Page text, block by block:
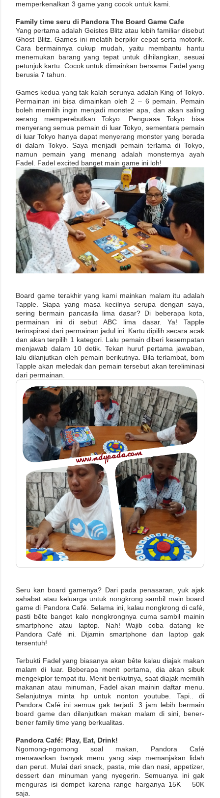
memperkenalkan 3 game yang cocok untuk kami.
Family time seru di Pandora The Board Game Cafe
Yang pertama adalah Geistes Blitz atau lebih familiar disebut
Ghost Blitz. Games ini melatih berpikir cepat serta motorik.
Cara bermainnya cukup mudah, yaitu membantu hantu
menemukan barang yang tepat untuk dihilangkan, sesuai
petunjuk kartu. Cocok untuk dimainkan bersama Fadel yang
berusia 7 tahun.
Games kedua yang tak kalah serunya adalah King of Tokyo.
Permainan ini bisa dimainkan oleh 2 – 6 pemain. Pemain
boleh memilih ingin menjadi monster apa, dan akan saling
serang memperebutkan Tokyo. Penguasa Tokyo bisa
menyerang semua pemain di luar Tokyo, sementara pemain
di luar Tokyo hanya dapat menyerang monster yang berada
di dalam Tokyo. Saya menjadi pemain terlama di Tokyo,
namun pemain yang menang adalah monsternya ayah
Fadel. Fadel excited banget main game ini loh!
Board game terakhir yang kami mainkan malam itu adalah
Tapple. Siapa yang masa kecilnya serupa dengan saya,
sering bermain pancasila lima dasar? Di beberapa kota,
permainan ini di sebut ABC lima dasar. Ya! Tapple
terinspirasi dari permainan jadul ini. Kartu dipilih secara acak
dan akan terpilih 1 kategori. Lalu pemain diberi kesempatan
menjawab dalam 10 detik. Tekan huruf pertama jawaban,
lalu dilanjutkan oleh pemain berikutnya. Bila terlambat, bom
Tapple akan meledak dan pemain tersebut akan tereliminasi
dari permainan.
Seru kan board gamenya? Dari pada penasaran, yuk ajak
sahabat atau keluarga untuk nongkrong sambil main board
game di Pandora Café. Selama ini, kalau nongkrong di café,
pasti bête banget kalo nongkrongnya cuma sambil mainin
smartphone atau laptop. Nah! Wajib coba datang ke
Pandora Café ini. Dijamin smartphone dan laptop gak
tersentuh!
Terbukti Fadel yang biasanya akan bête kalau diajak makan
malam di luar. Beberapa menit pertama, dia akan sibuk
mengekplor tempat itu. Menit berikutnya, saat diajak memilih
makanan atau minuman, Fadel akan mainin daftar menu.
Selanjutnya minta hp untuk nonton youtube. Tapi.. di
Pandora Café ini semua gak terjadi. 3 jam lebih bermain
board game dan dilanjutkan makan malam di sini, bener-
bener family time yang berkualitas.
Pandora Café: Play, Eat, Drink!
Ngomong-ngomong soal makan, Pandora Café
menawarkan banyak menu yang siap memanjakan lidah
dan perut. Mulai dari snack, pasta, mie dan nasi, appetizer,
dessert dan minuman yang nyegerin. Semuanya ini gak
menguras isi dompet karena range harganya 15K – 50K
saja.